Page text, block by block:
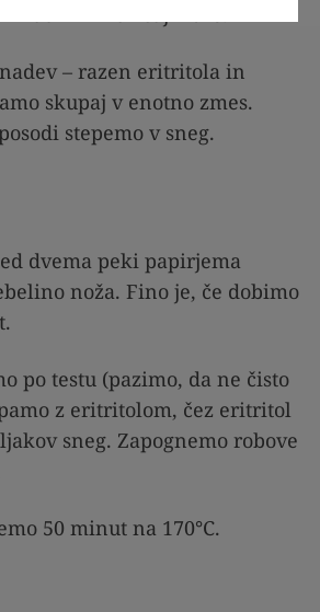
hladilnik za vsaj 1 uro.
– razen eritritola in
skupaj v enotno zmes.
stepemo v sneg.
dvema peki papirjema
noža. Fino je, če dobimo
po testu (pazimo, da ne čisto
z eritritolom, čez eritritol
sneg. Zapognemo robove
50 minut na 170°C.